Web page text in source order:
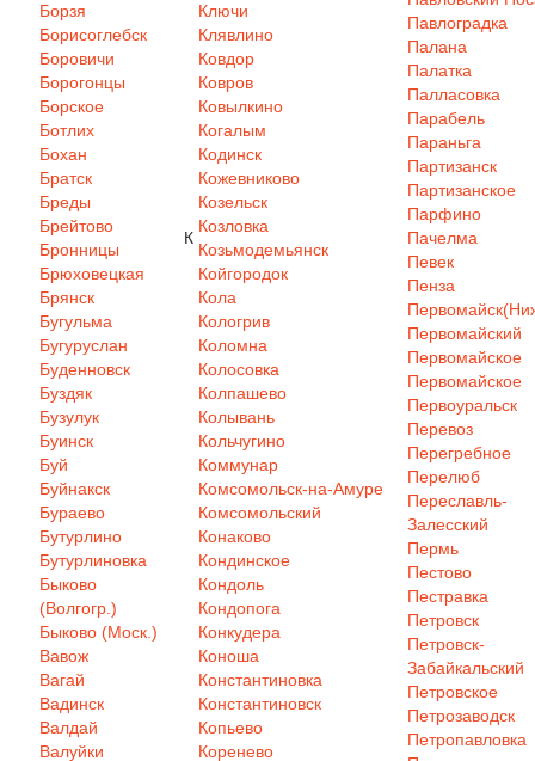
Борзя
Борисоглебск
Боровичи
Борогонцы
Борское
Ботлих
Бохан
Братск
Бреды
Брейтово
Бронницы
Брюховецкая
Брянск
Бугульма
Бугуруслан
Буденновск
Буздяк
Бузулук
Буинск
Буй
Буйнакск
Бураево
Бутурлино
Бутурлиновка
Быково
(Волгогр.)
Быково (Моск.)
Вавож
Вагай
Вадинск
Валдай
Валуйки
К
Ключи
Клявлино
Ковдор
Ковров
Ковылкино
Когалым
Кодинск
Кожевниково
Козельск
Козловка
Козьмодемьянск
Койгородок
Кола
Кологрив
Коломна
Колосовка
Колпашево
Колывань
Кольчугино
Коммунар
Комсомольск-на-Амуре
Комсомольский
Конаково
Кондинское
Кондоль
Кондопога
Конкудера
Коноша
Константиновка
Константиновск
Копьево
Коренево
Павлоградка
Палана
Палатка
Палласовка
Парабель
Параньга
Партизанск
Партизанское
Парфино
Пачелма
Певек
Пенза
Первомайский
Первомайское
Первомайское
Первоуральск
Перевоз
Перегребное
Перелюб
Переславль-
Залесский
Пермь
Пестово
Пестравка
Петровск
Петровск-
Забайкальский
Петровское
Петрозаводск
Петропавловка